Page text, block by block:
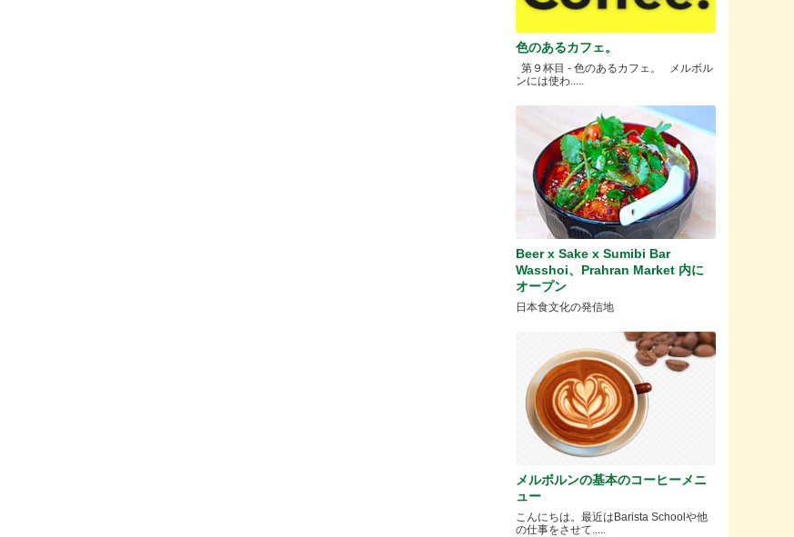
色のあるカフェ。
第９杯目 - 色のあるカフェ。 メルボル
ンには使わ.....
Beer x Sake x Sumibi Bar
Wasshoi、Prahran Market 内に
オープン
日本食文化の発信地
メルボルンの基本のコーヒーメニ
ュー
こんにちは。最近はBarista Schoolや他
の仕事をさせて.....